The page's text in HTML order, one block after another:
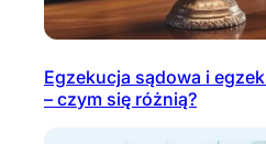
Egzekucja sądowa i
– czym się różnią?